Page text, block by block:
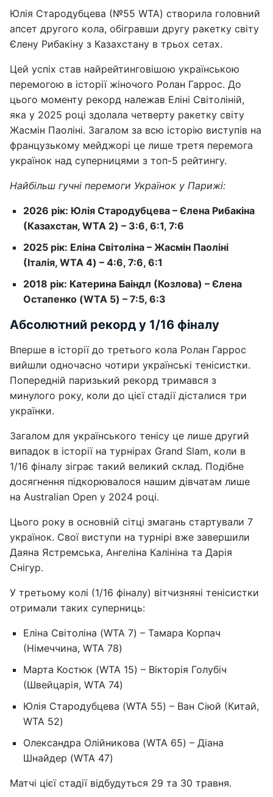
Юлія Стародубцева (№55 WTA) створила головний
апсет другого кола, обігравши другу ракетку світу
Єлену Рибакіну з Казахстану в трьох сетах.
Цей успіх став найрейтинговішою українською
перемогою в історії жіночого Ролан Гаррос. До
цього моменту рекорд належав Еліні Світоліній,
яка у 2025 році здолала четверту ракетку світу
Жасмін Паоліні. Загалом за всю історію виступів на
французькому мейджорі це лише третя перемога
українок над суперницями з топ-5 рейтингу.
Найбільш гучні перемоги Українок у Парижі:
2026 рік: Юлія Стародубцева – Єлена Рибакіна
(Казахстан, WTA 2) – 3:6, 6:1, 7:6
2025 рік: Еліна Світоліна – Жасмін Паоліні
(Італія, WTA 4) – 4:6, 7:6, 6:1
2018 рік: Катерина Баіндл (Козлова) – Єлена
Остапенко (WTA 5) – 7:5, 6:3
Абсолютний рекорд у 1/16 фіналу
Вперше в історії до третього кола Ролан Гаррос
вийшли одночасно чотири українські тенісистки.
Попередній паризький рекорд тримався з
минулого року, коли до цієї стадії дісталися три
українки.
Загалом для українського тенісу це лише другий
випадок в історії на турнірах Grand Slam, коли в
1/16 фіналу зіграє такий великий склад. Подібне
досягнення підкорювалося нашим дівчатам лише
на Australian Open у 2024 році.
Цього року в основній сітці змагань стартували 7
українок. Свої виступи на турнірі вже завершили
Даяна Ястремська, Ангеліна Калініна та Дарія
Снігур.
У третьому колі (1/16 фіналу) вітчизняні тенісистки
отримали таких суперниць:
Еліна Світоліна (WTA 7) – Тамара Корпач
(Німеччина, WTA 78)
Марта Костюк (WTA 15) – Вікторія Голубіч
(Швейцарія, WTA 74)
Юлія Стародубцева (WTA 55) – Ван Сіюй (Китай,
WTA 52)
Олександра Олійникова (WTA 65) – Діана
Шнайдер (WTA 47)
Матчі цієї стадії відбудуться 29 та 30 травня.